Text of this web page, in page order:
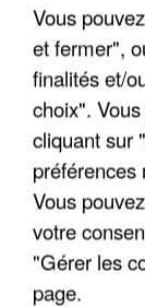
Vous
et fermer",
finalités et/
choix".
cliquant sur
préférences
Vous
votre
"Gérer les
page.